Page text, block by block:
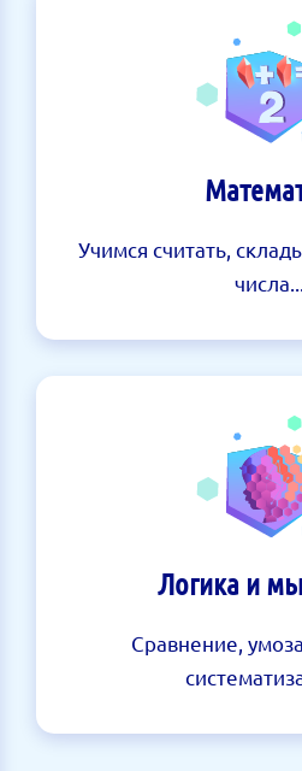
Учимся считать,
числа...
Логика и
Сравнение,